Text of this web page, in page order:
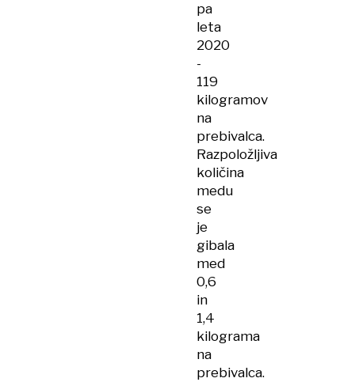
pa
leta
2020
-
119
kilogramov
na
prebivalca.
Razpoložljiva
količina
medu
se
je
gibala
med
0,6
in
1,4
kilograma
na
prebivalca.